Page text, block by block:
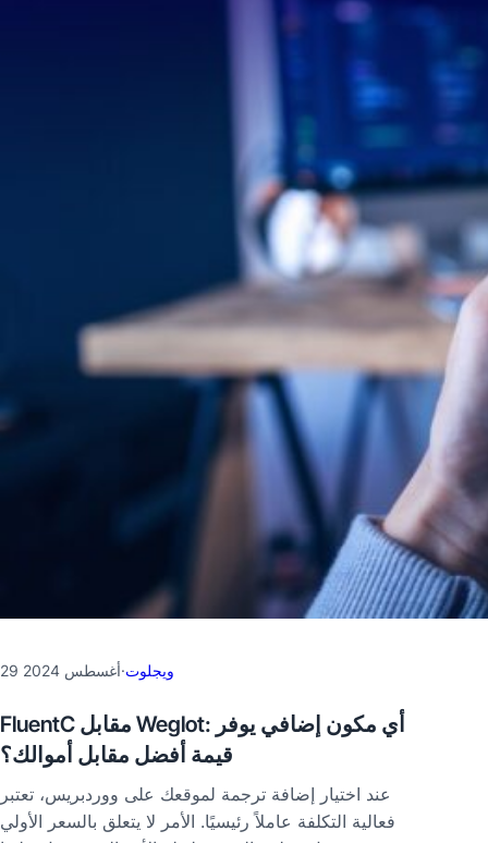
29 أغسطس 2024·ويجلوت
FluentC مقابل Weglot: أي مكون إضافي يوفر
قيمة أفضل مقابل أموالك؟
عند اختيار إضافة ترجمة لموقعك على ووردبريس، تعتبر
فعالية التكلفة عاملاً رئيسيًا. الأمر لا يتعلق بالسعر الأولي